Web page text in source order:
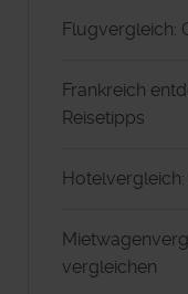
Flugvergleich:
Frankreich
Reisetipps
vergleichen